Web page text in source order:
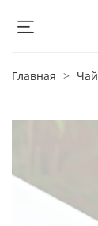
Главная